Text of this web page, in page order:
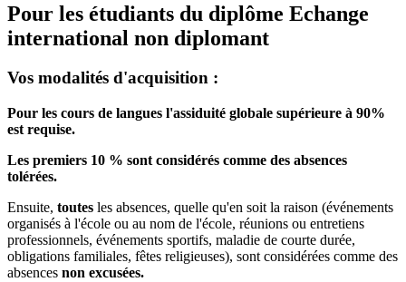
Pour les étudiants du diplôme Echange
international non diplomant
Vos modalités d'acquisition :
Pour les cours de langues l'assiduité globale supérieure à 90%
est requise.
Les premiers 10 % sont considérés comme des absences
tolérées.
Ensuite, toutes les absences, quelle qu'en soit la raison (événements
organisés à l'école ou au nom de l'école, réunions ou entretiens
professionnels, événements sportifs, maladie de courte durée,
obligations familiales, fêtes religieuses), sont considérées comme des
absences non excusées.